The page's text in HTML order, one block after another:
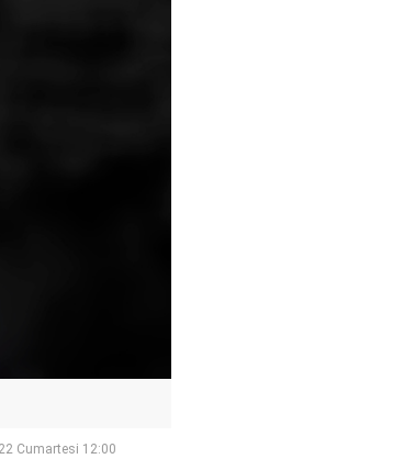
Cumartesi 12:00